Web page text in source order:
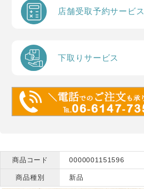
店舗受取予約サービス
下取りサービス
商品コード 0000001151596
商品種別 新品